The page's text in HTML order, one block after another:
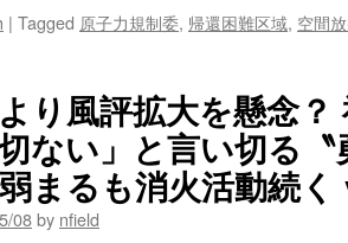
| Tagged 原子力規制委, 帰還困難区域, 空間
り風評拡大を懸念
切ない」と言い切る
まるも消火活動続
08by nfield